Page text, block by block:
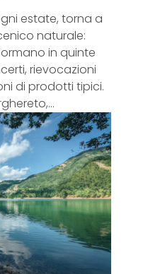
estate, torna a
naturale:
in quinte
rievocazioni
di prodotti tipici.